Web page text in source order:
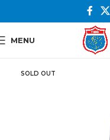
MENU
SOLD OUT